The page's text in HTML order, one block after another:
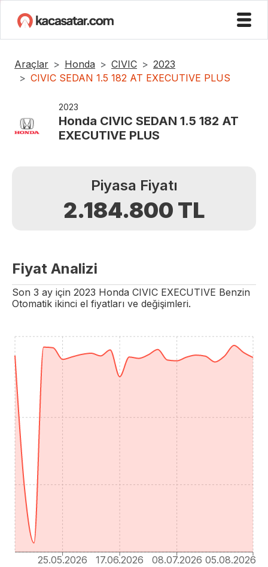
Araçlar Honda CIVIC
2023
CIVIC SEDAN 1.5 182 AT EXECUTIVE PLUS
2023
Honda CIVIC SEDAN 1.5 182 AT
EXECUTIVE PLUS
Piyasa Fiyatı
2.184.800 TL
Fiyat Analizi
Son 3 ay için 2023 Honda CIVIC EXECUTIVE Benzin
Otomatik ikinci el fiyatları ve değişimleri.
25.05.2026 17.06.2026 08.07.2026 05.08.2026